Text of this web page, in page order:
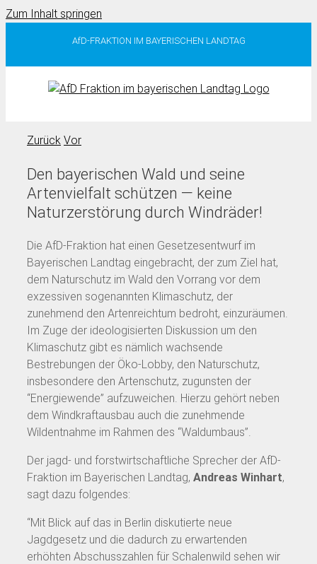
Zum Inhalt springen
AfD-FRAKTION IM BAYERISCHEN LANDTAG
Zurück Vor
Den bayerischen Wald und seine
Artenvielfalt schützen — keine
Naturzerstörung durch Windräder!
Die AfD-Fraktion hat einen Gesetzesentwurf im
Bayerischen Landtag eingebracht, der zum Ziel hat,
dem Naturschutz im Wald den Vorrang vor dem
exzessiven sogenannten Klimaschutz, der
zunehmend den Artenreichtum bedroht, einzuräumen.
Im Zuge der ideologisierten Diskussion um den
Klimaschutz gibt es nämlich wachsende
Bestrebungen der Öko-Lobby, den Naturschutz,
insbesondere den Artenschutz, zugunsten der
“Energiewende” aufzuweichen. Hierzu gehört neben
dem Windkraftausbau auch die zunehmende
Wildentnahme im Rahmen des “Waldumbaus”.
Der jagd- und forstwirtschaftliche Sprecher der AfD-
Fraktion im Bayerischen Landtag, Andreas Winhart,
sagt dazu folgendes:
“Mit Blick auf das in Berlin diskutierte neue
Jagdgesetz und die dadurch zu erwartenden
erhöhten Abschusszahlen für Schalenwild sehen wir